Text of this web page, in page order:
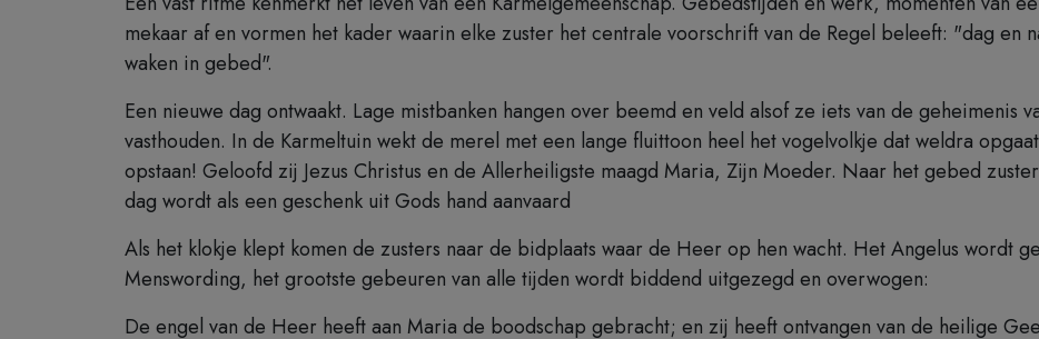
mekaar af en vormen het kader waarin elke zuster het centrale voorschrift van de Regel beleeft: "dag en
waken in gebed".
Een nieuwe dag ontwaakt. Lage mistbanken hangen over beemd en veld alsof ze iets van de geheimenis
vasthouden. In de Karmeltuin wekt de merel met een lange fluittoon heel het vogelvolkje dat weldra
opstaan! Geloofd zij Jezus Christus en de Allerheiligste maagd Maria, Zijn Moeder. Naar het gebed
dag wordt als een geschenk uit Gods hand aanvaard
Als het klokje klept komen de zusters naar de bidplaats waar de Heer op hen wacht. Het Angelus wordt
Menswording, het grootste gebeuren van alle tijden wordt biddend uitgezegd en overwogen:
De engel van de Heer heeft aan Maria de boodschap gebracht; en zij heeft ontvangen van de heilige